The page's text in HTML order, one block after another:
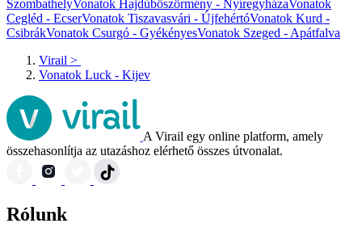
SzombathelyVonatok Hajdúböszörmény - NyíregyházaVonatok
Cegléd - EcserVonatok Tiszavasvári - ÚjfehértóVonatok Kurd -
CsibrákVonatok Csurgó - GyékényesVonatok Szeged - Apátfalva
Virail >
Vonatok Luck - Kijev
A Virail egy online platform, amely
összehasonlítja az utazáshoz elérhető összes útvonalat.
Rólunk